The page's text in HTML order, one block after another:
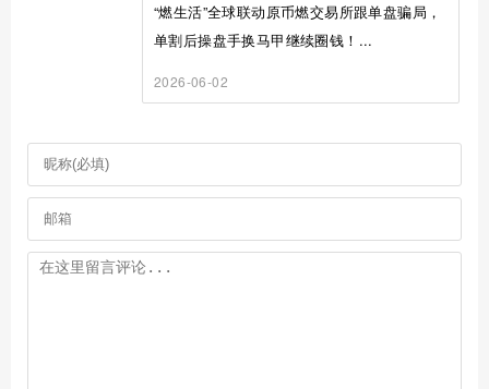
“燃生活”全球联动原币燃交易所跟单盘骗局，
单割后操盘手换马甲继续圈钱！...
2026-06-02